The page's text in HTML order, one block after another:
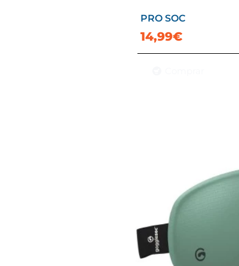
PRO SOC
14,99€